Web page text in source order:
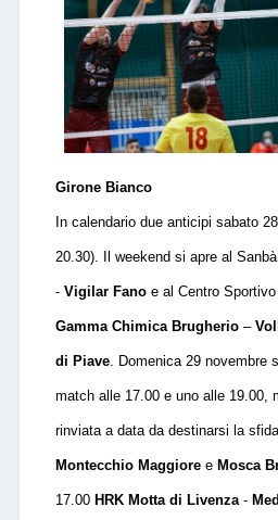
Girone Bianco
In calendario due anticipi sabato
20.30). Il weekend si apre al
- Vigilar Fanoe al Centro
Gamma Chimica Brugherio–
di Piave. Domenica 29 novembre
match alle 17.00 e uno alle 19.00,
rinviata a data da destinarsi la
Montecchio Maggioree Mosca
17.00 HRK Motta di Livenza-